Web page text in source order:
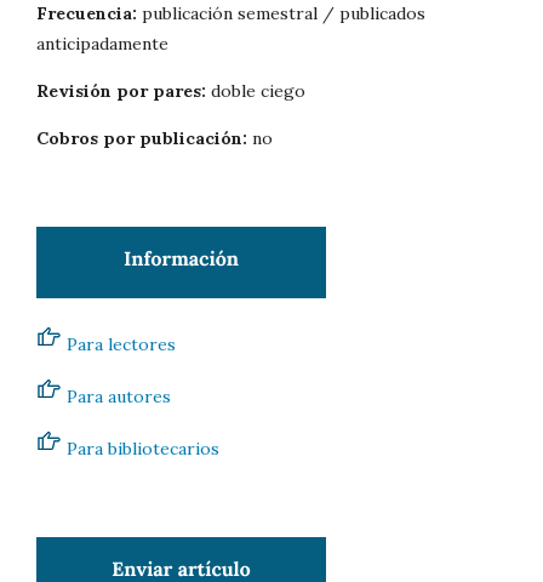
Frecuencia: publicación semestral / publicados
anticipadamente
Revisión por pares: doble ciego
Cobros por publicación: no
Para lectores
Para autores
Para bibliotecarios